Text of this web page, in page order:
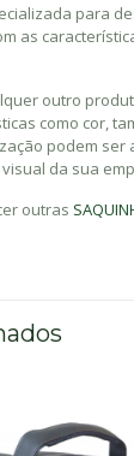
para
as
outro
como cor,
podem ser
da sua
outras